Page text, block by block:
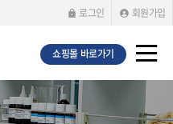
로그인 회원가입
쇼핑몰 바로가기